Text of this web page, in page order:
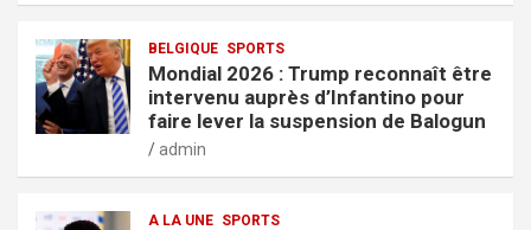
BELGIQUE SPORTS
Mondial 2026 : Trump reconnaît être
intervenu auprès d’Infantino pour
faire lever la suspension de Balogun
admin
A LA UNE SPORTS